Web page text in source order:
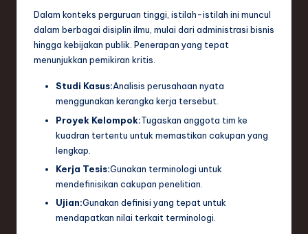
Dalam konteks perguruan tinggi, istilah-istilah ini muncul
dalam berbagai disiplin ilmu, mulai dari administrasi bisnis
hingga kebijakan publik. Penerapan yang tepat
menunjukkan pemikiran kritis.
Studi Kasus:Analisis perusahaan nyata
menggunakan kerangka kerja tersebut.
Proyek Kelompok:Tugaskan anggota tim ke
kuadran tertentu untuk memastikan cakupan yang
lengkap.
Kerja Tesis:Gunakan terminologi untuk
mendefinisikan cakupan penelitian.
Ujian:Gunakan definisi yang tepat untuk
mendapatkan nilai terkait terminologi.